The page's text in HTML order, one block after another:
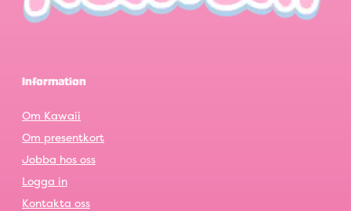
Information
Om Kawaii
Om presentkort
Jobba hos oss
Logga in
Kontakta oss